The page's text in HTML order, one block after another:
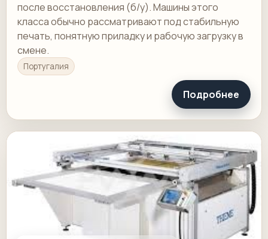
после восстановления (б/у). Машины этого
класса обычно рассматривают под стабильную
печать, понятную приладку и рабочую загрузку в
смене.
Португалия
Подробнее